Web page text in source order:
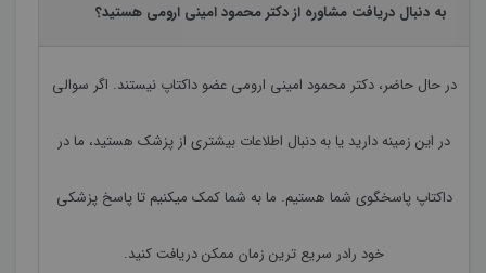
به دنبال دریافت مشاوره از دکتر محمود امینی ارومی هستید؟
در حال حاضر،دکتر محمود امینی ارومی عضو داکتاپ نیستند. اگر سوالی
در این زمینه دارید یا به دنبال اطلاعات بیشتری از پزشک هستید، ما در
داکتاپ پاسخگوی شما هستیم. ما به شما کمک میکنیم تا پاسخ پزشکی
خود رادر سریع ترین زمان ممکن دریافت کنید.